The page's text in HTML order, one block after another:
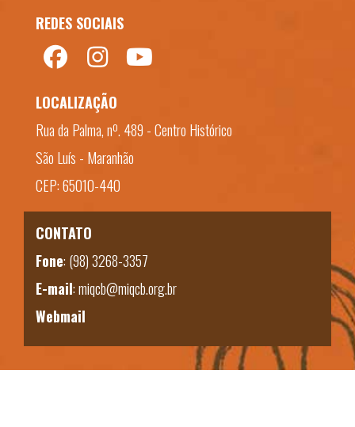
REDES SOCIAIS
LOCALIZAÇÃO
Rua da Palma, nº. 489 - Centro Histórico
São Luís - Maranhão
CEP: 65010-440
CONTATO
Fone: (98) 3268-3357
E-mail:miqcb@miqcb.org.br
Webmail